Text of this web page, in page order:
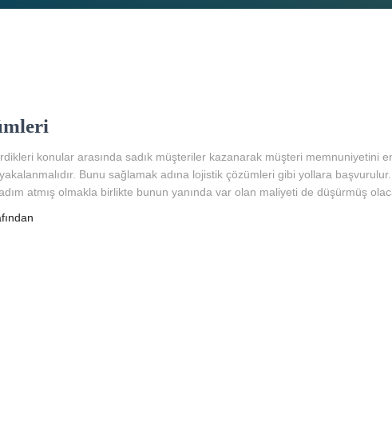
konular arasında sadık müşteriler kazanarak müşteri memnuniyetini
Bunu sağlamak adına lojistik çözümleri gibi yollara
atmış olmakla birlikte bunun yanında var olan maliyeti de düşürmüş